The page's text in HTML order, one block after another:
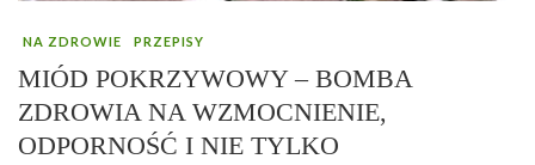
NA ZDROWIE PRZEPISY
MIÓD POKRZYWOWY – BOMBA
ZDROWIA NA WZMOCNIENIE,
ODPORNOŚĆ I NIE TYLKO